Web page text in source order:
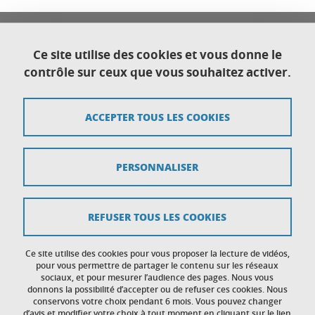
0
3
.
Université Grenoble Alpes
Direction générale déléguée au Développement
international et territorial
38058 Grenoble cedex 9
Plan du site
Données personnelles
Gestion des cookies
Accessibilité : non conforme
Ce site utilise des cookies et vous donne le
contrôle sur ceux que vous souhaitez activer.
Ce site utilise des cookies pour vous proposer la lecture de vidéos,
pour vous permettre de partager le contenu sur les réseaux
sociaux, et pour mesurer l’audience des pages. Nous vous
donnons la possibilité d’accepter ou de refuser ces cookies. Nous
conservons votre choix pendant 6 mois. Vous pouvez changer
ACCEPTER TOUS LES COOKIES
REFUSER TOUS LES COOKIES
PERSONNALISER